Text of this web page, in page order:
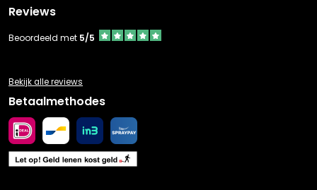
Reviews
Beoordeeld met 5/5
Bekijk alle reviews
Betaalmethodes